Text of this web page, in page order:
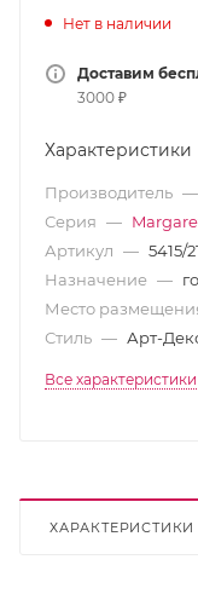
Нет в наличии
Доставим
3000 ₽
Характеристики
Производитель —
Серия —
Артикул — 5415/
Назначение —
Место
Стиль — Арт-
Все характеристики
ХАРАКТЕРИСТИКИ